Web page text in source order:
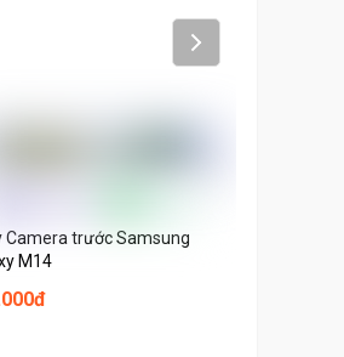
Camera trước Samsung
M14
Next